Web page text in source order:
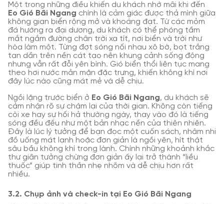
Một trong những điều khiến du khách nhớ mãi khi đến
Eo Gió Bãi Ngang chính là cảm giác được thả mình giữa
không gian biển rộng mở và khoáng đạt. Từ các mỏm
đá hướng ra đại dương, du khách có thể phóng tầm
mắt ngắm đường chân trời xa tít, nơi biển và trời như
hòa làm một. Từng đợt sóng nối nhau xô bờ, bọt trắng
tan dần trên nền cát tạo nên khung cảnh sống động
nhưng vẫn rất đỗi yên bình. Gió biển thổi liên tục mang
theo hơi nước mằn mặn đặc trưng, khiến không khí nơi
đây lúc nào cũng mát mẻ và dễ chịu.
Ngồi lặng trước biển ở Eo Gió Bãi Ngang, du khách sẽ
cảm nhận rõ sự chậm lại của thời gian. Không còn tiếng
còi xe hay sự hối hả thường ngày, thay vào đó là tiếng
sóng đều đều như một bản nhạc nền của thiên nhiên.
Đây là lúc lý tưởng để bạn đọc một cuốn sách, nhâm nhi
đồ uống mát lạnh hoặc đơn giản là ngồi yên, hít thật
sâu bầu không khí trong lành. Chính những khoảnh khắc
thư giãn tưởng chừng đơn giản ấy lại trở thành “liều
thuốc” giúp tinh thần nhẹ nhõm và dễ chịu hơn rất
nhiều.
3.2. Chụp ảnh và check-in tại Eo Gió Bãi Ngang